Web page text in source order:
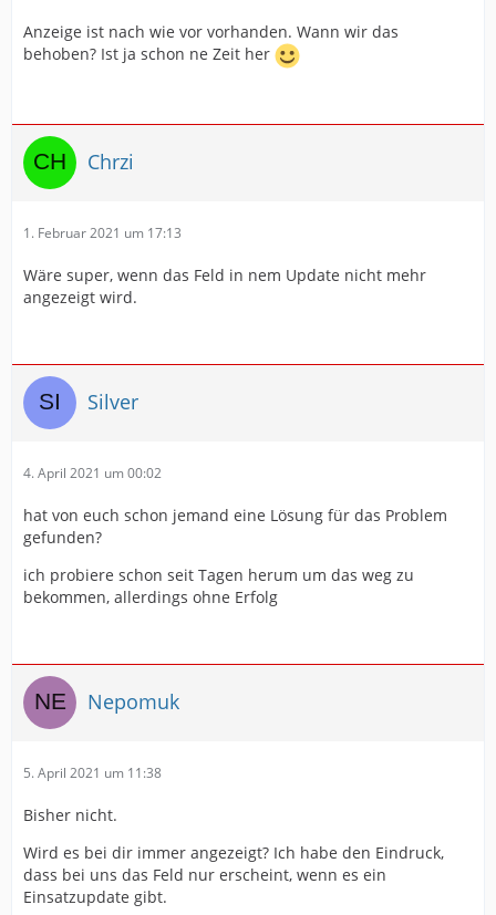
Anzeige ist nach wie vor vorhanden. Wann wir das
behoben? Ist ja schon ne Zeit her
Chrzi
1. Februar 2021 um 17:13
Wäre super, wenn das Feld in nem Update nicht mehr
angezeigt wird.
Silver
4. April 2021 um 00:02
hat von euch schon jemand eine Lösung für das Problem
gefunden?
ich probiere schon seit Tagen herum um das weg zu
bekommen, allerdings ohne Erfolg
Nepomuk
5. April 2021 um 11:38
Bisher nicht.
Wird es bei dir immer angezeigt? Ich habe den Eindruck,
dass bei uns das Feld nur erscheint, wenn es ein
Einsatzupdate gibt.